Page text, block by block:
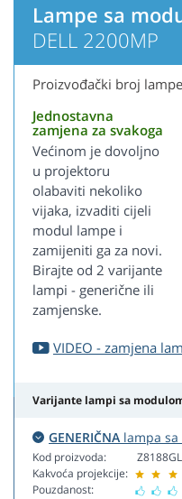
Lampe sa
DELL 2200MP
Proizvođački broj
Jednostavna
zamjena za svakoga
Većinom je dovoljno
u projektoru
olabaviti nekoliko
vijaka, izvaditi cijeli
modul lampe i
zamijeniti ga za novi.
Birajte od 2 varijante
lampi - generične ili
zamjenske.
VIDEO - zamjena
Varijante lampi sa
GENERIČNA lampa
Kod proizvoda:
Kakvoća projekcije:
Pouzdanost: